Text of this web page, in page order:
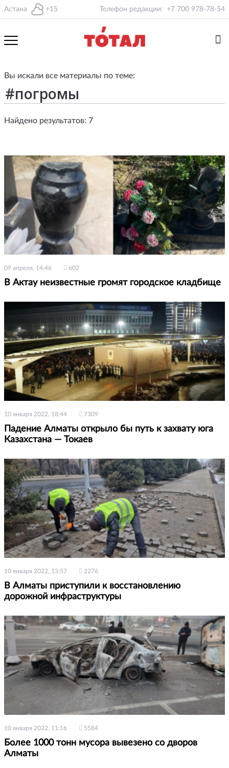
Астана +15 Телефон редакции: +7 700 978-78-54
Вы искали все материалы по теме:
Найдено результатов: 7
09 апреля, 14:46 602
В Актау неизвестные громят городское кладбище
10 января 2022, 18:44 7309
Падение Алматы открыло бы путь к захвату юга
Казахстана — Токаев
10 января 2022, 13:57 2276
В Алматы приступили к восстановлению
дорожной инфраструктуры
10 января 2022, 11:16 5584
Более 1000 тонн мусора вывезено со дворов
Алматы